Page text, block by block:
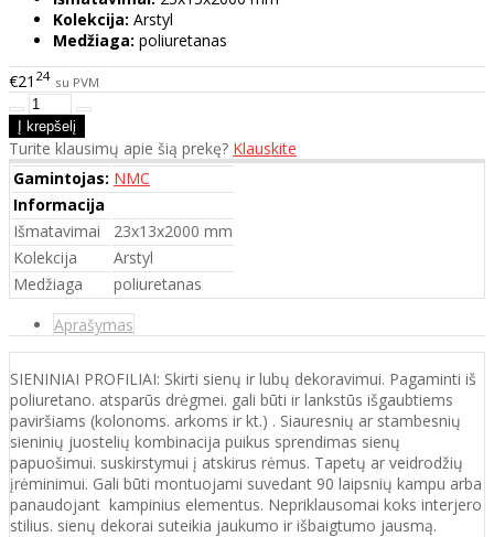
Kolekcija: Arstyl
Medžiaga: poliuretanas
€21 24 su PVM
Turite klausimų apie šią prekę? Klauskite
Gamintojas: NMC
Informacija
Išmatavimai
23x13x2000 mm
Kolekcija
Arstyl
Medžiaga
poliuretanas
Aprašymas
SIENINIAI PROFILIAI: Skirti sienų ir lubų dekoravimui. Pagaminti iš
poliuretano. atsparūs drėgmei. gali būti ir lankstūs išgaubtiems
paviršiams (kolonoms. arkoms ir kt.) . Siauresnių ar stambesnių
sieninių juostelių kombinacija puikus sprendimas sienų
papuošimui. suskirstymui į atskirus rėmus. Tapetų ar veidrodžių
įrėminimui. Gali būti montuojami suvedant 90 laipsnių kampu arba
panaudojant kampinius elementus. Nepriklausomai koks interjero
stilius. sienų dekorai suteikia jaukumo ir išbaigtumo jausmą.